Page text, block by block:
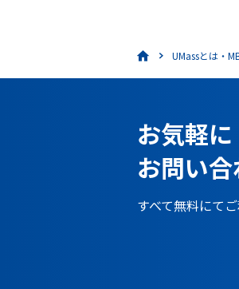
UMassとは・
お気軽に
お問い合
すべて無料にて